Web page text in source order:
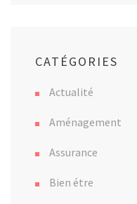
CATÉGORIES
Actualité
Aménagement
Assurance
Bien étre